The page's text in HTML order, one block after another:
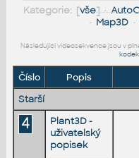
Kategorie: [vše] •
• Map3D•
Následující videosekvence jsou v
Číslo Popis
Starší
4
Plant3D -
uživatelský
popisek